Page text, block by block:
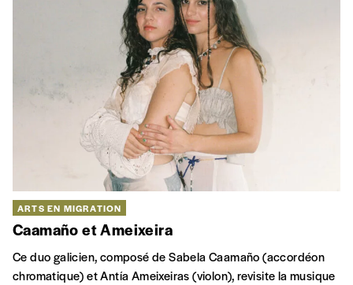
ARTS EN MIGRATION
Caamaño et Ameixeira
Ce duo galicien, composé de Sabela Caamaño (accordéon
chromatique) et Antía Ameixeiras (violon), revisite la musique